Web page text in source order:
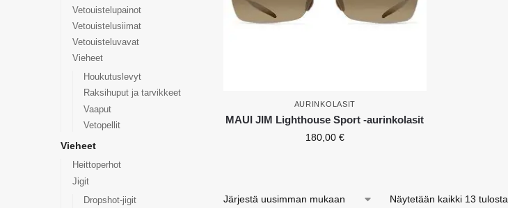
AURINKOLASIT
MAUI JIM Lighthouse Sport -aurinkolasit
180,00 €
Näytetään kaikki 13 tulosta
Vetouistelupainot
Vetouistelusiimat
Vetouisteluvavat
Vieheet
Houkutuslevyt
Raksihuput ja tarvikkeet
Vaaput
Vetopellit
Vieheet
Heittoperhot
Jigit
Dropshot-jigit